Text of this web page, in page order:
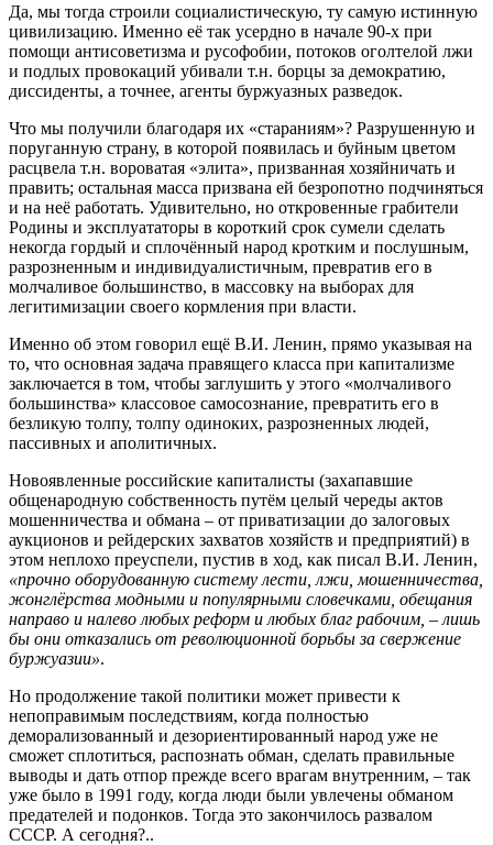
Да, мы тогда строили социалистическую, ту самую истинную
цивилизацию. Именно её так усердно в начале 90-х при
помощи антисоветизма и русофобии, потоков оголтелой лжи
и подлых провокаций убивали т.н. борцы за демократию,
диссиденты, а точнее, агенты буржуазных разведок.
Что мы получили благодаря их «стараниям»? Разрушенную и
поруганную страну, в которой появилась и буйным цветом
расцвела т.н. вороватая «элита», призванная хозяйничать и
править; остальная масса призвана ей безропотно подчиняться
и на неё работать. Удивительно, но откровенные грабители
Родины и эксплуататоры в короткий срок сумели сделать
некогда гордый и сплочённый народ кротким и послушным,
разрозненным и индивидуалистичным, превратив его в
молчаливое большинство, в массовку на выборах для
легитимизации своего кормления при власти.
Именно об этом говорил ещё В.И. Ленин, прямо указывая на
то, что основная задача правящего класса при капитализме
заключается в том, чтобы заглушить у этого «молчаливого
большинства» классовое самосознание, превратить его в
безликую толпу, толпу одиноких, разрозненных людей,
пассивных и аполитичных.
Новоявленные российские капиталисты (захапавшие
общенародную собственность путём целый череды актов
мошенничества и обмана – от приватизации до залоговых
аукционов и рейдерских захватов хозяйств и предприятий) в
этом неплохо преуспели, пустив в ход, как писал В.И. Ленин,
«прочно оборудованную систему лести, лжи, мошенничества,
жонглёрства модными и популярными словечками, обещания
направо и налево любых реформ и любых благ рабочим, – лишь
бы они отказались от революционной борьбы за свержение
буржуазии».
Но продолжение такой политики может привести к
непоправимым последствиям, когда полностью
деморализованный и дезориентированный народ уже не
сможет сплотиться, распознать обман, сделать правильные
выводы и дать отпор прежде всего врагам внутренним, – так
уже было в 1991 году, когда люди были увлечены обманом
предателей и подонков. Тогда это закончилось развалом
СССР. А сегодня?..